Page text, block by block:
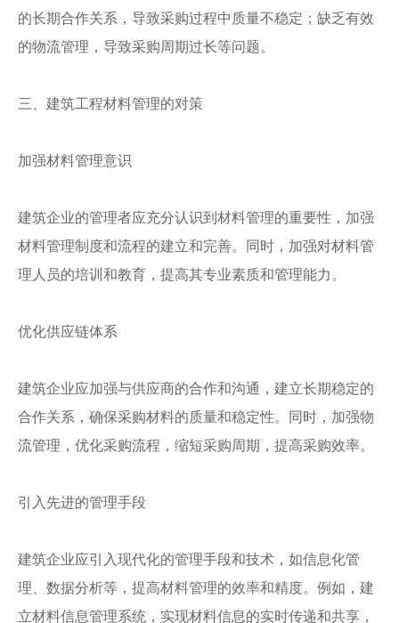
的长期合作关系，导致采购过程中质量不稳定；缺乏有效
的物流管理，导致采购周期过长等问题。
三、建筑工程材料管理的对策
加强材料管理意识
建筑企业的管理者应充分认识到材料管理的重要性，加强
材料管理制度和流程的建立和完善。同时，加强对材料管
理人员的培训和教育，提高其专业素质和管理能力。
优化供应链体系
建筑企业应加强与供应商的合作和沟通，建立长期稳定的
合作关系，确保采购材料的质量和稳定性。同时，加强物
流管理，优化采购流程，缩短采购周期，提高采购效率。
引入先进的管理手段
建筑企业应引入现代化的管理手段和技术，如信息化管
理、数据分析等，提高材料管理的效率和精度。例如，建
立材料信息管理系统，实现材料信息的实时传递和共享，